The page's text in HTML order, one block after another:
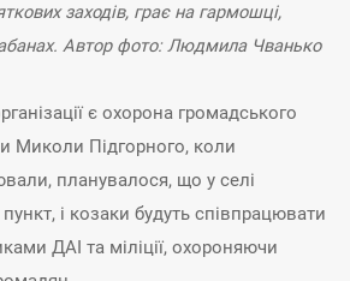
заходів, грає на гармошці,
Автор фото: Людмила Чванько
є охорона громадського
Миколи Підгорного, коли
планувалося, що у селі
і козаки будуть співпрацювати
ДАІ та міліції, охороняючи